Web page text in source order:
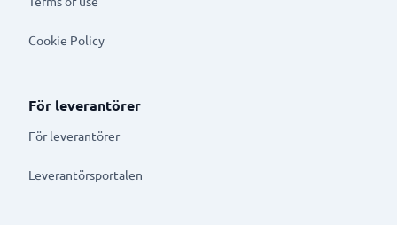
Cookie Policy
För leverantörer
För leverantörer
Leverantörsportalen